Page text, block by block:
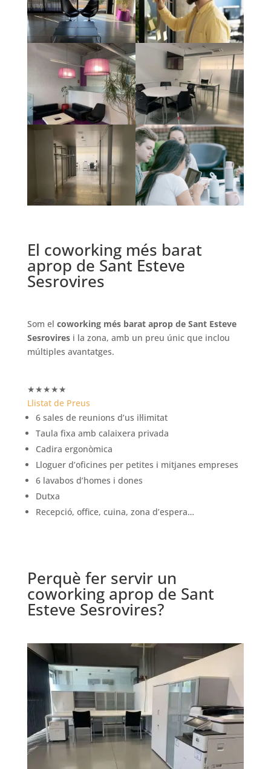
El coworking més barat
aprop de Sant Esteve
Sesrovires
Som el coworking més barat aprop de Sant Esteve
Sesroviresi la zona, amb un preu únic que inclou
múltiples avantatges.
★★★★★
Llistat de Preus
6 sales de reunions d’us il·limitat
Taula fixa amb calaixera privada
Cadira ergonòmica
Lloguer d’oficines per petites i mitjanes empreses
6 lavabos d’homes i dones
Dutxa
Recepció, office, cuina, zona d’espera…
Perquè fer servir un
coworking aprop de Sant
Esteve Sesrovires?